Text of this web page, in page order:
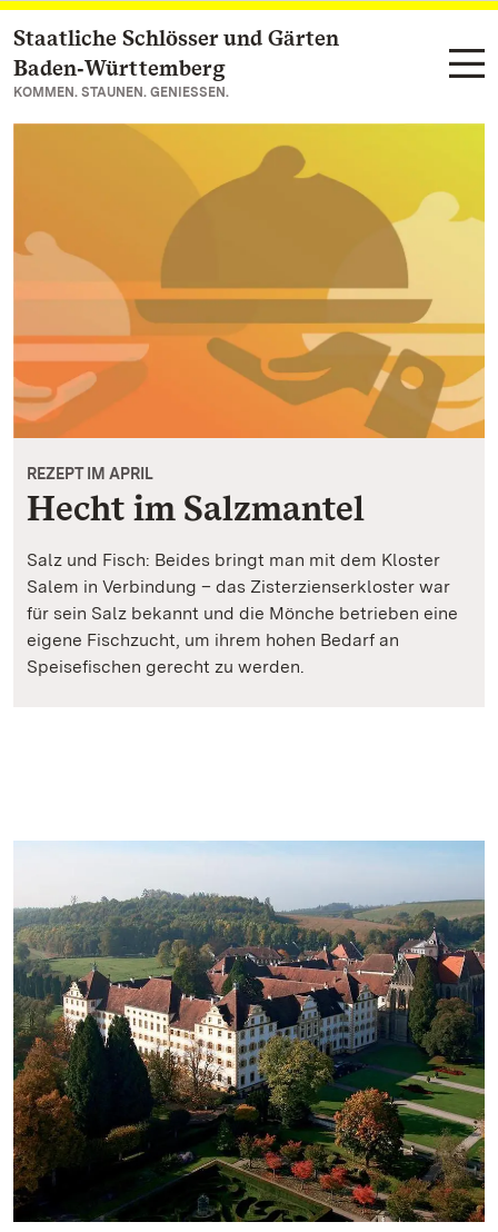
Zum Hauptinhalt springen
Staatliche Schlösser und Gärten
Baden‑Württemberg
KOMMEN. STAUNEN. GENIESSEN.
REZEPT IM APRIL
Hecht im Salzmantel
Salz und Fisch: Beides bringt man mit dem Kloster
Salem in Verbindung – das Zisterzienserkloster war
für sein Salz bekannt und die Mönche betrieben eine
eigene Fischzucht, um ihrem hohen Bedarf an
Speisefischen gerecht zu werden.